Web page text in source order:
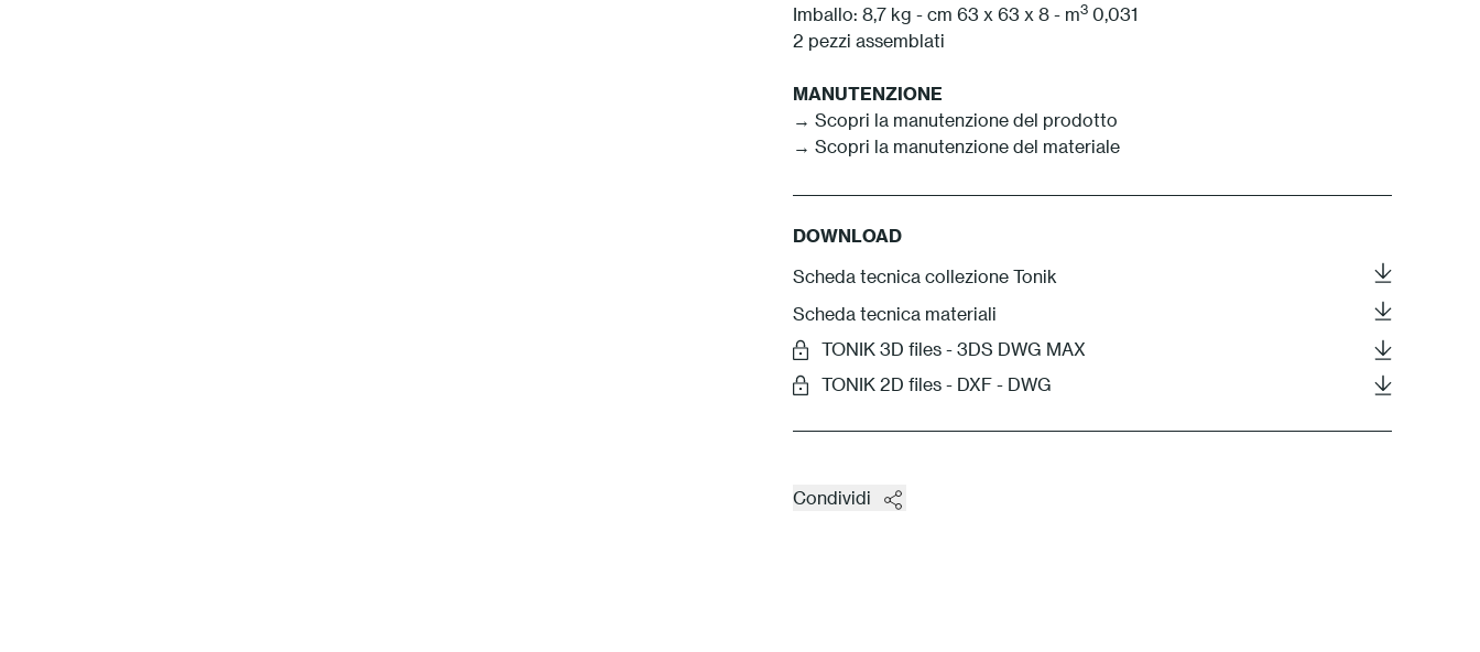
Imballo: 8,7 kg - cm 63 x 63 x 8 - m3 0,031
2 pezzi assemblati
MANUTENZIONE
→ Scopri la manutenzione del prodotto
→ Scopri la manutenzione del materiale
DOWNLOAD
Scheda tecnica collezione Tonik
Scheda tecnica materiali
TONIK 3D files - 3DS DWG MAX
TONIK 2D files - DXF - DWG
Condividi